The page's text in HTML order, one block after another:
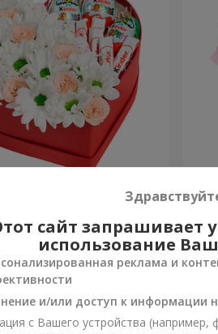
"Улыбнись!"
Заказать 1
сайт запрашивает
использование
реклама и
и/или доступ к информации
с Вашего устройства (например,